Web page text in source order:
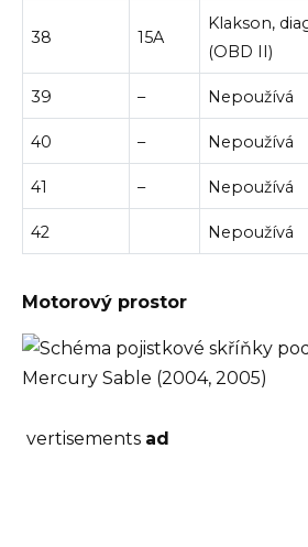
38 15A
Klakson,
(OBD II)
39 – Nepoužívá
40 – Nepoužívá
41 – Nepoužívá
42 Nepoužívá
Motorový prostor
vertisements ad